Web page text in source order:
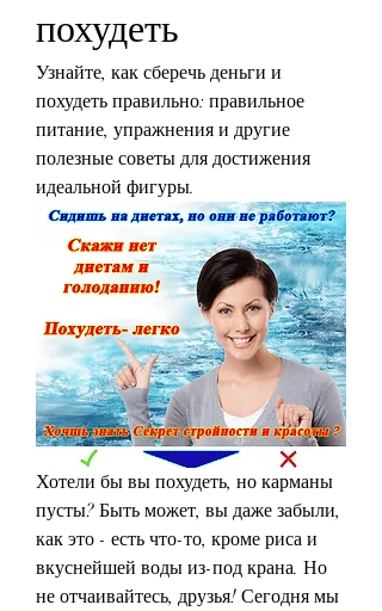
похудеть
Узнайте, как сберечь деньги и
похудеть правильно: правильное
питание, упражнения и другие
полезные советы для достижения
идеальной фигуры.
Хотели бы вы похудеть, но карманы
пусты? Быть может, вы даже забыли,
как это - есть что-то, кроме риса и
вкуснейшей воды из-под крана. Но
не отчаивайтесь, друзья! Сегодня мы